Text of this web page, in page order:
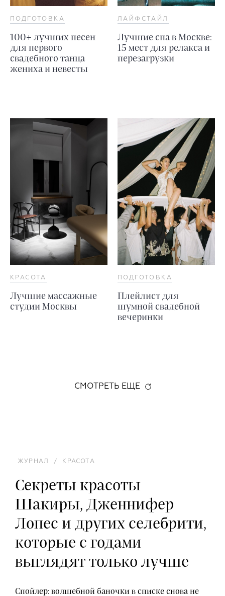
ПОДГОТОВКА
100+ лучших песен
для первого
свадебного танца
жениха и невесты
ЛАЙФСТАЙЛ
Лучшие спа в Москве:
15 мест для релакса и
перезагрузки
КРАСОТА
Лучшие массажные
студии Москвы
ПОДГОТОВКА
Плейлист для
шумной свадебной
вечеринки
СМОТРЕТЬ ЕЩЕ
ЖУРНАЛ / КРАСОТА
Секреты красоты
Шакиры, Дженнифер
Лопес и других селебрити,
которые с годами
выглядят только лучше
Спойлер: волшебной баночки в списке снова не